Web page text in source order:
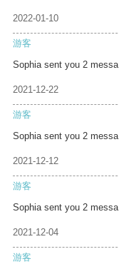
2022-01-10
游客
Sophia sent you 2 messa
2021-12-22
游客
Sophia sent you 2 messa
2021-12-12
游客
Sophia sent you 2 messa
2021-12-04
游客